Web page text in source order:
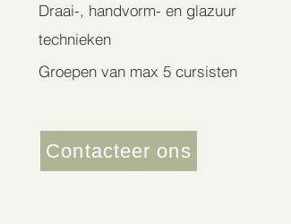
Draai-, handvorm- en glazuur
technieken
Groepen van max 5 cursisten
Contacteer ons